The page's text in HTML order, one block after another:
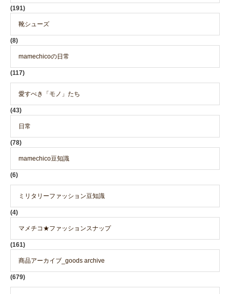
(191)
靴シューズ
(8)
mamechicoの日常
(117)
愛すべき「モノ」たち
(43)
日常
(78)
mamechico豆知識
(6)
ミリタリーファッション豆知識
(4)
マメチコ★ファッションスナップ
(161)
商品アーカイブ_goods archive
(679)